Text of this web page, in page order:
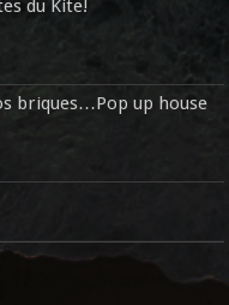
du Kite!
briques…Pop up house